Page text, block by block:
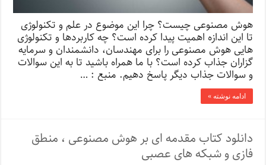
هوش مصنوعی چیست؟ چرا این موضوع در علم و تکنولوژی
تا این اندازه اهمیت پیدا کرده است؟ چه کاربردها و تکنولوژی
هایی هوش مصنوعی را برای مهندسان، دانشمندان و سرمایه
گزاران جذاب کرده است؟ با ما همراه باشید تا به این سوالات
و سوالات جذاب دیگر پاسخ دهیم. منبع : …
ادامه نوشته »
دانلود کتاب مقدمه ای بر هوش مصنوعی ، منطق
فازی و شبکه های عصبی